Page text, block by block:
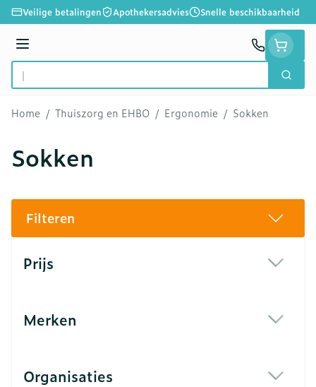
Ga naar de inhoud
Veilige betalingen Apothekersadvies Snelle beschikbaarheid
Menu
Product, merk, categorie...
Zoek
Home / Thuiszorg en EHBO / Ergonomie / Sokken
Sokken
Filteren
Prijs
Merken
Organisaties